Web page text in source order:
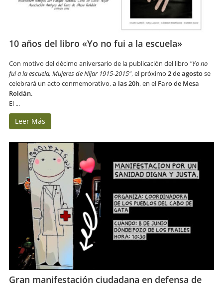
10 años del libro «Yo no fui a la escuela»
Con motivo del décimo aniversario de la publicación del libro "Yo no
fui a la escuela, Mujeres de Níjar 1915-2015", el próximo 2 de agostose
celebrará un acto conmemorativo,a las 20h, en el Faro de Mesa
Roldán.
El ...
Leer Más
Gran manifestación ciudadana en defensa de